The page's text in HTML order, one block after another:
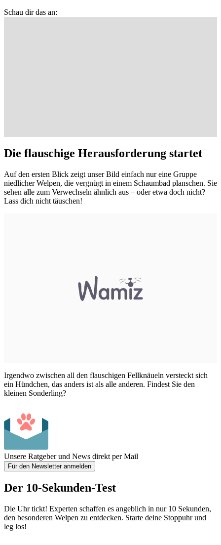
Schau dir das an:
Die flauschige Herausforderung startet
Auf den ersten Blick zeigt unser Bild einfach nur eine Gruppe
niedlicher Welpen, die vergnügt in einem Schaumbad planschen. Sie
sehen alle zum Verwechseln ähnlich aus – oder etwa doch nicht?
Lass dich nicht täuschen!
Irgendwo zwischen all den flauschigen Fellknäueln versteckt sich
ein Hündchen, das anders ist als alle anderen. Findest Sie den
kleinen Sonderling?
Unsere Ratgeber und News direkt per Mail
Für den Newsletter anmelden
Der 10-Sekunden-Test
Die Uhr tickt! Experten schaffen es angeblich in nur 10 Sekunden,
den besonderen Welpen zu entdecken. Starte deine Stoppuhr und
leg los!